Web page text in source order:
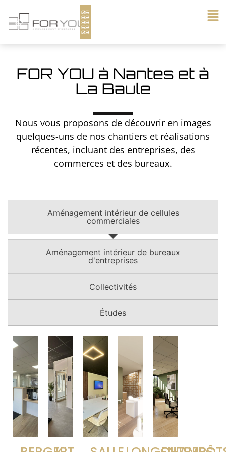
06
82
38
52
03
FOR YOU à Nantes et à
La Baule
Nous vous proposons de découvrir en images
quelques-uns de nos chantiers et réalisations
récentes, incluant des entreprises, des
commerces et des bureaux.
Aménagement intérieur de cellules
commerciales
Aménagement intérieur de bureaux
d'entreprises
Collectivités
Études